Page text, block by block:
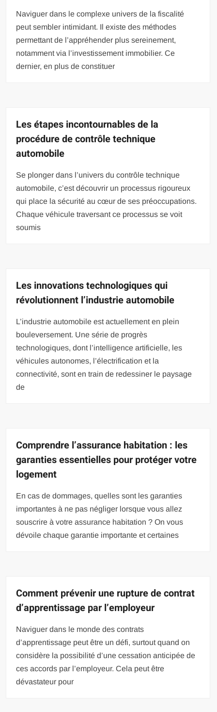
Naviguer dans le complexe univers de la fiscalité
peut sembler intimidant. Il existe des méthodes
permettant de l’appréhender plus sereinement,
notamment via l’investissement immobilier. Ce
dernier, en plus de constituer
Les étapes incontournables de la
procédure de contrôle technique
automobile
Se plonger dans l’univers du contrôle technique
automobile, c’est découvrir un processus rigoureux
qui place la sécurité au cœur de ses préoccupations.
Chaque véhicule traversant ce processus se voit
soumis
Les innovations technologiques qui
révolutionnent l’industrie automobile
L’industrie automobile est actuellement en plein
bouleversement. Une série de progrès
technologiques, dont l’intelligence artificielle, les
véhicules autonomes, l’électrification et la
connectivité, sont en train de redessiner le paysage
de
Comprendre l’assurance habitation : les
garanties essentielles pour protéger votre
logement
En cas de dommages, quelles sont les garanties
importantes à ne pas négliger lorsque vous allez
souscrire à votre assurance habitation ? On vous
dévoile chaque garantie importante et certaines
Comment prévenir une rupture de contrat
d’apprentissage par l’employeur
Naviguer dans le monde des contrats
d’apprentissage peut être un défi, surtout quand on
considère la possibilité d’une cessation anticipée de
ces accords par l’employeur. Cela peut être
dévastateur pour